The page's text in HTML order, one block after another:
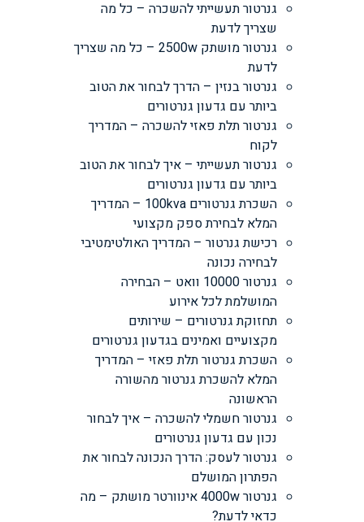
גנרטור תעשייתי להשכרה – כל מה
שצריך לדעת
גנרטור מושתק 2500w – כל מה שצריך
לדעת
גנרטור בנזין – הדרך לבחור את הטוב
ביותר עם גדעון גנרטורים
גנרטור תלת פאזי להשכרה – המדריך
לקוח
גנרטור תעשייתי – איך לבחור את הטוב
ביותר עם גדעון גנרטורים
השכרת גנרטורים 100kva – המדריך
המלא לבחירת ספק מקצועי
רכישת גנרטור – המדריך האולטימטיבי
לבחירה נכונה
גנרטור 10000 וואט – הבחירה
המושלמת לכל אירוע
תחזוקת גנרטורים – שירותים
מקצועיים ואמינים בגדעון גנרטורים
השכרת גנרטור תלת פאזי – המדריך
המלא להשכרת גנרטור מהשורה
הראשונה
גנרטור חשמלי להשכרה – איך לבחור
נכון עם גדעון גנרטורים
גנרטור לעסק: הדרך הנכונה לבחור את
הפתרון המושלם
גנרטור 4000w אינוורטר מושתק – מה
כדאי לדעת?